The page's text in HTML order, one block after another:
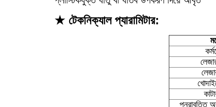
★ টেকনিক্যাল প্যারামিটার:
পুনরাবৃত্তি